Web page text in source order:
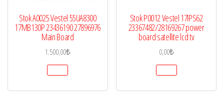
Stok A0025 Vestel 55UA8300
17MB130P 23436190 27896976
Main Board
1.500,00₺
Stok P0012 Vestel 17IPS62
23367482/28169267 power
board satellite lcd tv
0,00₺